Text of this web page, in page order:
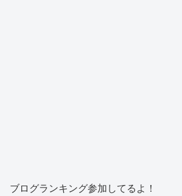
ブログランキング参加してるよ！